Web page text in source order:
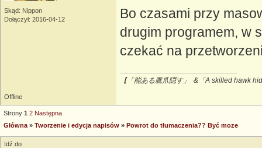
Skąd: Nippon
Dołączył: 2016-04-12
Bo czasami przy
drugim programem, w
czekać na
【「能ある鷹爪隠す」 &「A skilled hawk
Offline
Strony 1 2 Następna
Główna » Tworzenie i edycja napisów » Powrot do tłumaczenia?? Być moze
Idź do